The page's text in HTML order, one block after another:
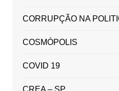
CORRUPÇÃO NA
COSMÓPOLIS
COVID 19
CREA – SP